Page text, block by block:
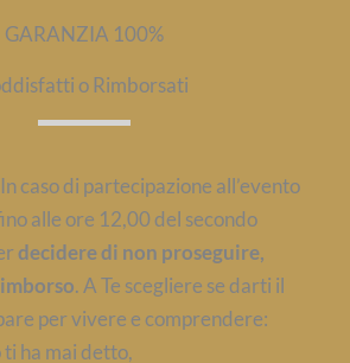
GARANZIA 100%
o Rimborsati
caso di partecipazione all’evento
alle ore 12,00 del secondo
decidere di non proseguire,
. A Te scegliere se darti il
per vivere e comprendere:
ti ha mai detto,